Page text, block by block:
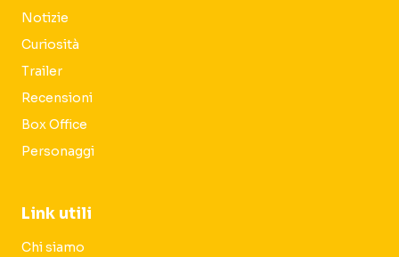
Notizie
Curiosità
Trailer
Recensioni
Box Office
Personaggi
Link utili
Chi siamo